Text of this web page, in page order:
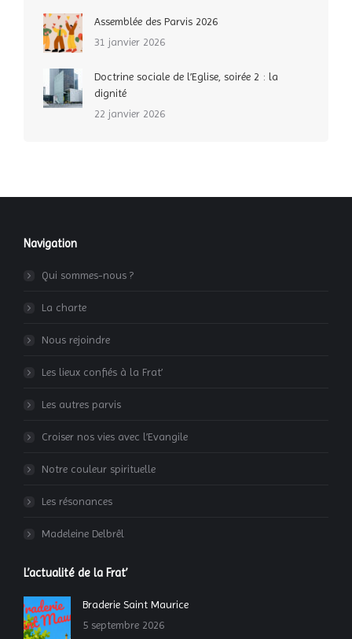
Assemblée des Parvis 2026
31 janvier 2026
Doctrine sociale de l’Eglise, soirée 2 : la
dignité
22 janvier 2026
Navigation
Qui sommes-nous ?
La charte
Nous rejoindre
Les lieux confiés à la Frat’
Les autres parvis
Croiser nos vies avec l’Evangile
Notre couleur spirituelle
Les résonances
Madeleine Delbrêl
L’actualité de la Frat’
Braderie Saint Maurice
5 septembre 2026